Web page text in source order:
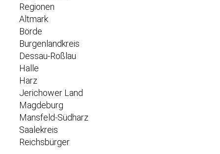
Regionen
Altmark
Börde
Burgenlandkreis
Dessau-Roßlau
Halle
Harz
Jerichower Land
Magdeburg
Mansfeld-Südharz
Saalekreis
Reichsbürger